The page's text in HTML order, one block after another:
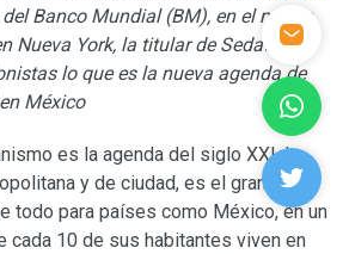
Banco Mundial (BM), en el marco
Nueva York, la titular de Sedatu,
lo que es la nueva agenda de
México
es la agenda del siglo XXI. La
y de ciudad, es el gran tema
todo para países como México, en un
cada 10 de sus habitantes viven en